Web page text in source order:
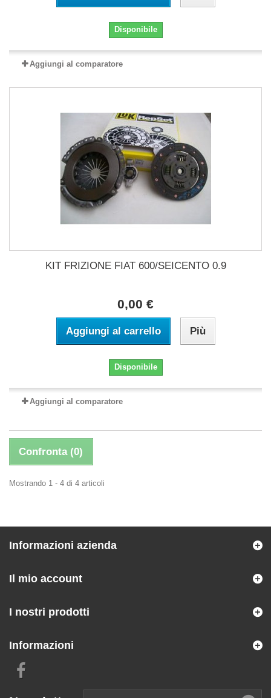
Disponibile
Aggiungi al comparatore
KIT FRIZIONE FIAT 600/SEICENTO 0.9
0,00 €
Aggiungi al carrello Più
Disponibile
Aggiungi al comparatore
Confronta (0)
Mostrando 1 - 4 di 4 articoli
Informazioni azienda
Il mio account
I nostri prodotti
Informazioni